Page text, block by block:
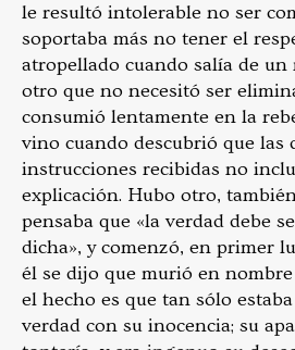
le resultó intolerable no ser
soportaba más no tener el
atropellado cuando salía de un
otro que no necesitó ser
consumió lentamente en la
vino cuando descubrió que las
instrucciones recibidas no
explicación. Hubo otro,
pensaba que «la verdad debe
dicha», y comenzó, en primer
él se dijo que murió en
el hecho es que tan sólo
verdad con su inocencia; su